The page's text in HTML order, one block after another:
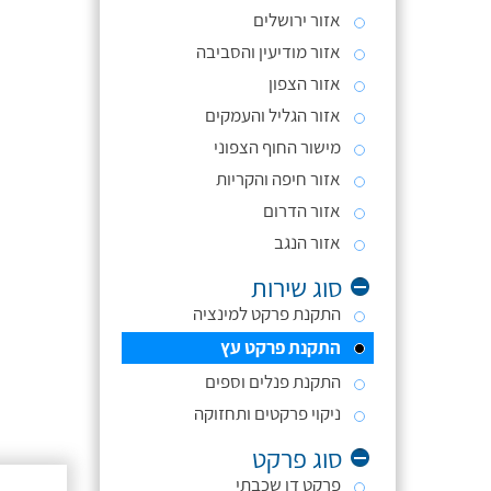
אזור ירושלים
אזור מודיעין והסביבה
אזור הצפון
אזור הגליל והעמקים
מישור החוף הצפוני
אזור חיפה והקריות
אזור הדרום
אזור הנגב
סוג שירות
התקנת פרקט למינציה
התקנת פרקט עץ
התקנת פנלים וספים
ניקוי פרקטים ותחזוקה
סוג פרקט
פרקט דו שכבתי